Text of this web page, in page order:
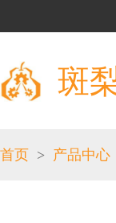
斑
首页 > 产品中心